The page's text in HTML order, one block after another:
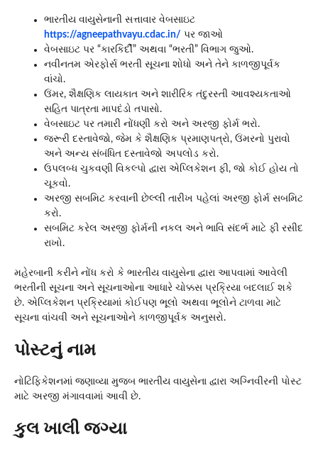
ભારતીય વાયુસેનાની સત્તાવાર વેબસાઇટ
https://agneepathvayu.cdac.in/ પર જાઓ
વેબસાઇટ પર “કારકિર્દી” અથવા “ભરતી” વિભાગ જુઓ.
નવીનતમ એરફોર્સ ભરતી સૂચના શોધો અને તેને કાળજીપૂર્વક
વાંચો.
ઉંમર, શૈક્ષણિક લાયકાત અને શારીરિક તંદુરસ્તી આવશ્યકતાઓ
સહિત પાત્રતા માપદંડો તપાસો.
વેબસાઇટ પર તમારી નોંધણી કરો અને અરજી ફોર્મ ભરો.
જરૂરી દસ્તાવેજો, જેમ કે શૈક્ષણિક પ્રમાણપત્રો, ઉંમરનો પુરાવો
અને અન્ય સંબંધિત દસ્તાવેજો અપલોડ કરો.
ઉપલબ્ધ ચુકવણી વિકલ્પો દ્વારા એપ્લિકેશન ફી, જો કોઈ હોય તો
ચૂકવો.
અરજી સબમિટ કરવાની છેલ્લી તારીખ પહેલાં અરજી ફોર્મ સબમિટ
કરો.
સબમિટ કરેલ અરજી ફોર્મની નકલ અને ભાવિ સંદર્ભ માટે ફી રસીદ
રાખો.
મહેરબાની કરીને નોંધ કરો કે ભારતીય વાયુસેના દ્વારા આપવામાં આવેલી
ભરતીની સૂચના અને સૂચનાઓના આધારે ચોક્કસ પ્રક્રિયા બદલાઈ શકે
છે. એપ્લિકેશન પ્રક્રિયામાં કોઈપણ ભૂલો અથવા ભૂલોને ટાળવા માટે
સૂચના વાંચવી અને સૂચનાઓને કાળજીપૂર્વક અનુસરો.
પોસ્ટનું નામ
નોટિફિકેશનમાં જણાવ્યા મુજબ ભારતીય વાયુસેના દ્વારા અગ્નિવીરની પોસ્ટ
માટે અરજી મંગાવવામાં આવી છે.
કુલ ખાલી જગ્યા